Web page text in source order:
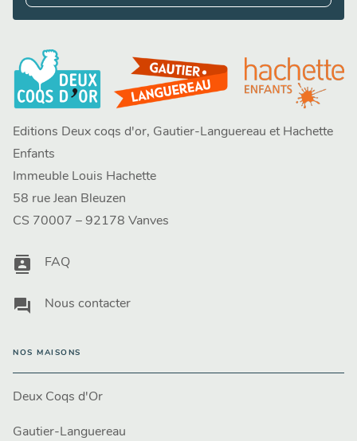
Editions Deux coqs d'or, Gautier-Languereau et Hachette
Enfants
Immeuble Louis Hachette
58 rue Jean Bleuzen
CS 70007 – 92178 Vanves
contacts FAQ
question_answer Nous contacter
NOS MAISONS
Deux Coqs d'Or
Gautier-Languereau